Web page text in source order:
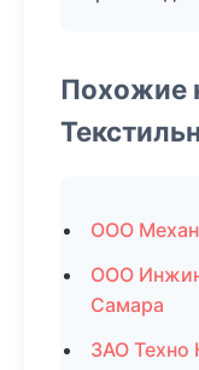
Похожие
ООО
ООО
Самара
ЗАО Техно